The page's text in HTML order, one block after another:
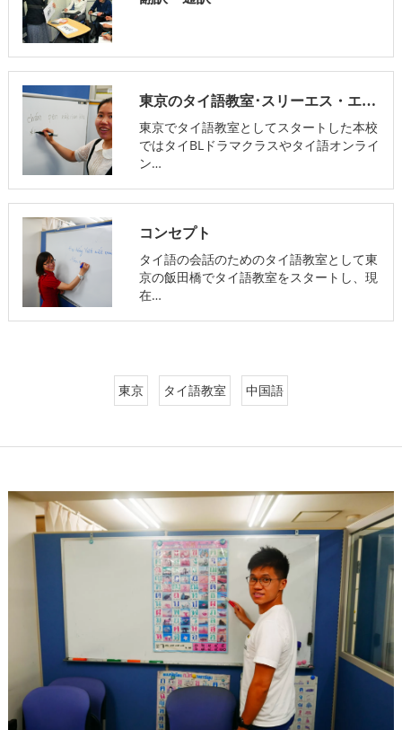
東京のタイ語教室･スリーエス・エデュケーションの評判
東京でタイ語教室としてスタートした本校
ではタイBLドラマクラスやタイ語オンライ
ン…
コンセプト
タイ語の会話のためのタイ語教室として東
京の飯田橋でタイ語教室をスタートし、現
在…
東京 タイ語教室 中国語